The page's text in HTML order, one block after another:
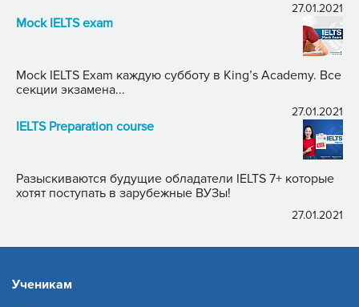
27.01.2021
Mock IELTS exam
Mock IELTS Exam каждую субботу в King’s Academy. Все
секции экзамена...
27.01.2021
IELTS Preparation course
Разыскиваются будущие обладатели IELTS 7+ которые
хотят поступать в зарубежные ВУЗы!
27.01.2021
Ученикам